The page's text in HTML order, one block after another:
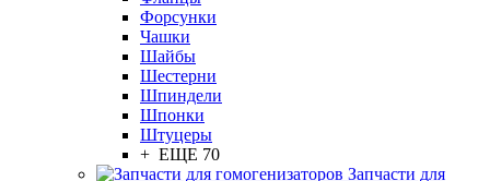
Форсунки
Чашки
Шайбы
Шестерни
Шпиндели
Шпонки
Штуцеры
+ ЕЩЕ 70
Запчасти для